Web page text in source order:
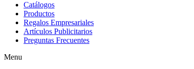
Catálogos
Productos
Regalos Empresariales
Artículos Publicitarios
Preguntas Frecuentes
Menu